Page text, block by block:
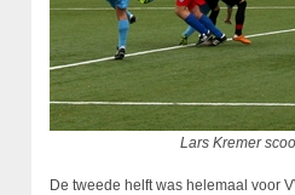
Lars Kremer scoort hier
De tweede helft was helemaal voor